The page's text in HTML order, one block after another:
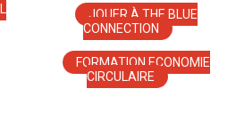
JOUER À THE BLUE
CONNECTION
FORMATION ECONOMIE
CIRCULAIRE